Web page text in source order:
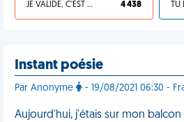
JE VALIDE, C'EST UNE VDM 4 438
Instant poésie
Par Anonyme - 19/08/2021 06:30 -
Aujourd'hui, j'étais sur mon